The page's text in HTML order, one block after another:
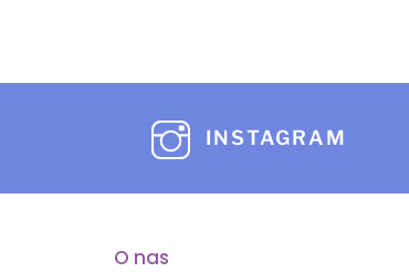
izberete
strani
INSTAGRAM
O nas